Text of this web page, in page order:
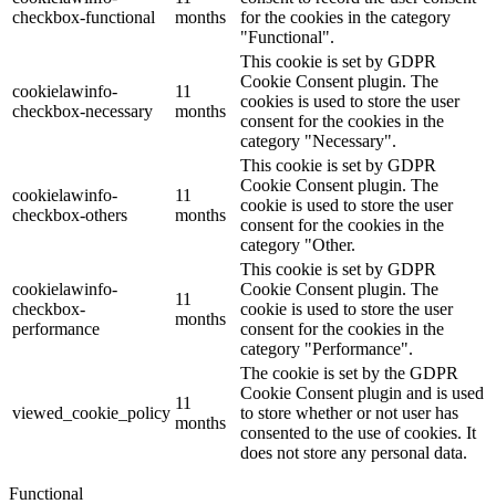
checkbox-functional
months
for the cookies in the category
"Functional".
cookielawinfo-
checkbox-necessary
11
months
This cookie is set by GDPR
Cookie Consent plugin. The
cookies is used to store the user
consent for the cookies in the
category "Necessary".
cookielawinfo-
checkbox-others
11
months
This cookie is set by GDPR
Cookie Consent plugin. The
cookie is used to store the user
consent for the cookies in the
category "Other.
cookielawinfo-
checkbox-
performance
11
months
This cookie is set by GDPR
Cookie Consent plugin. The
cookie is used to store the user
consent for the cookies in the
category "Performance".
viewed_cookie_policy
11
months
The cookie is set by the GDPR
Cookie Consent plugin and is used
to store whether or not user has
consented to the use of cookies. It
does not store any personal data.
Functional